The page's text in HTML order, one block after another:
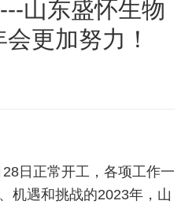
山东盛怀生物
更加努力！
日正常开工，各项工作一
机遇和挑战的2023年，山